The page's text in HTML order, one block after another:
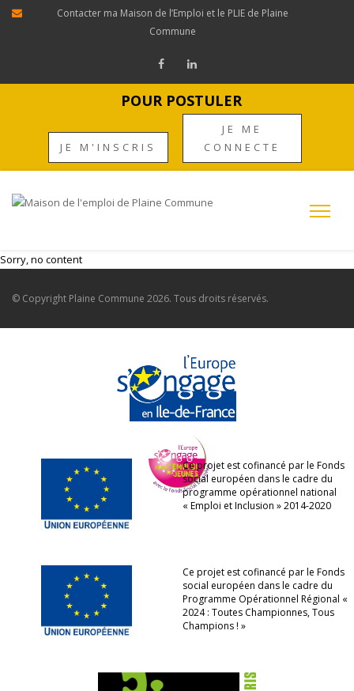
Contacter ma Maison de l’Emploi et le PLIE de Plaine
Commune
POUR POSTULER
JE M'INSCRIS
JE ME
CONNECTE
Sorry, no content
© Copyright Plaine Commune 2026. Tous droits réservés.
Ce projet est cofinancé par le Fonds
social européen dans le cadre du
programme opérationnel national
« Emploi et Inclusion » 2014-2020
Ce projet est cofinancé par le Fonds
social européen dans le cadre du
Programme Opérationnel Régional «
2024 : Toutes Championnes, Tous
Champions ! »